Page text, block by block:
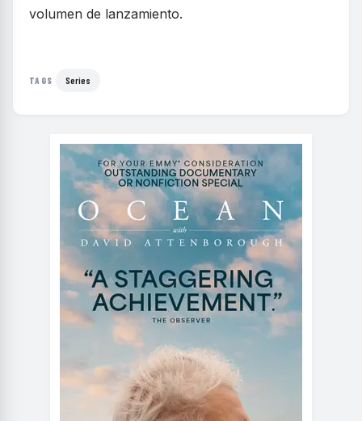
volumen de lanzamiento.
TAGS Series